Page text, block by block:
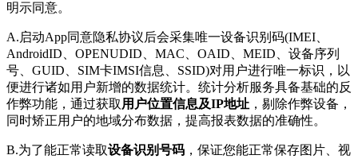
明示同意。
A.启动App同意隐私协议后会采集唯一设备识别码(IMEI、
AndroidID、OPENUDID、MAC、OAID、MEID、设备序列
号、GUID、SIM卡IMSI信息、SSID)对用户进行唯一标识，以
便进行诸如用户新增的数据统计。统计分析服务具备基础的反
作弊功能，通过获取 用户位置信息及IP地址 ，剔除作弊设备，
同时矫正用户的地域分布数据，提高报表数据的准确性。
B.为了能正常读取设备识别号码 ，保证您能正常保存图片、视